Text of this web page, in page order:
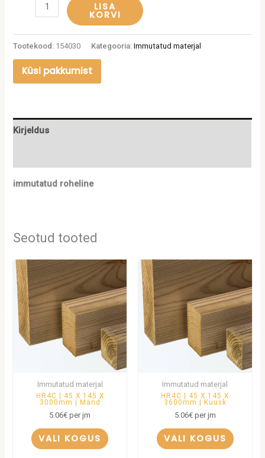
LISA
KORVI
Tootekood: 154030 Kategooria:Immutatud materjal
Küsi pakkumist
Kirjeldus
immutatud roheline
Seotud tooted
Immutatud materjal
HR4C | 45 X 145 X
3000mm | Mänd
5.06€ per jm
VALI KOGUS
Immutatud materjal
HR4C | 45 X 145 X
3600mm | Kuusk
5.06€per jm
VALI KOGUS